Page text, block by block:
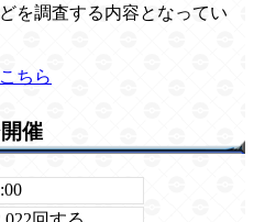
を調査する内容となってい
ちら
催